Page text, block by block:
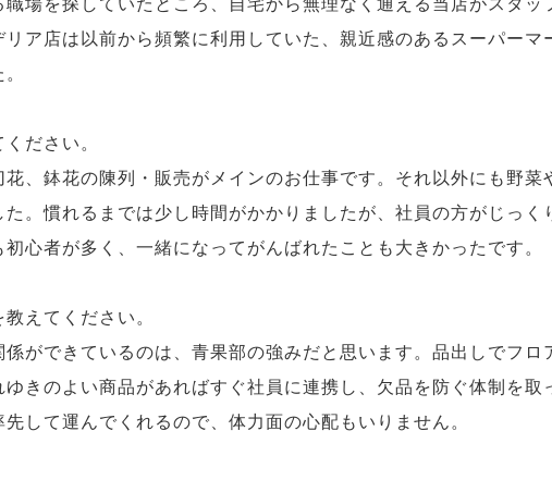
ア店は以前から頻繁に利用していた、親近感のあるスーパー
ださい。
、鉢花の陳列・販売がメインのお仕事です。それ以外にも野
。慣れるまでは少し時間がかかりましたが、社員の方がじっ
心者が多く、一緒になってがんばれたことも大きかったです。
えてください。
ができているのは、青果部の強みだと思います。品出しでフ
きのよい商品があればすぐ社員に連携し、欠品を防ぐ体制を
して運んでくれるので、体力面の心配もいりません。